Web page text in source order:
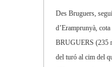
Des Bruguers,
d’Eramprunyà,
BRUGUERS (235
del turó al cim del